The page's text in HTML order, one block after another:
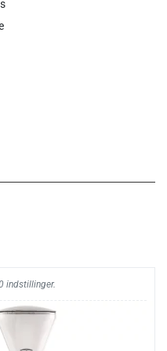
indstillinger.